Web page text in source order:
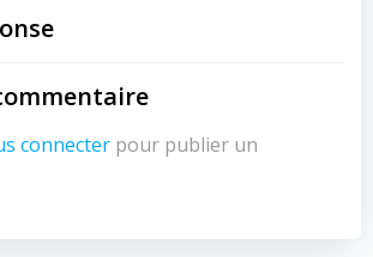
l’article
connecter pour publier un